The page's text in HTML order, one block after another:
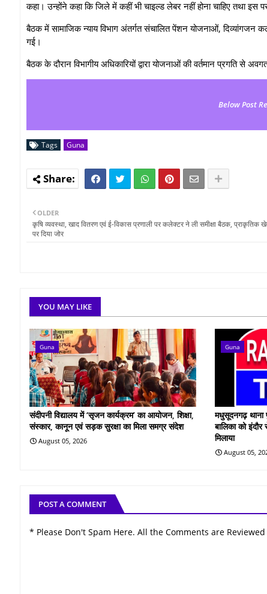
कहा। उन्‍होंने कहा कि जिले में कहीं भी चाइल्ड लेबर नहीं होना चाहिए तथा इस
बैठक में सामाजिक न्याय विभाग अंतर्गत संचालित पेंशन योजनाओं, दिव्यांगजन
गई।
बैठक के दौरान विभागीय अधिकारियों द्वारा योजनाओं की वर्तमान प्रगति से
Below Post
Tags Guna
OLDER
कृषि व्यवस्था, खाद वितरण एवं ई-विकास प्रणाली पर कलेक्टर ने ली समीक्षा बैठक, प्राकृतिक
पर दिया जोर
YOU MAY LIKE
Guna
संदीपनी विद्यालय में ‘सृजन कार्यक्रम’ का आयोजन, शिक्षा,
संस्कार, कानून एवं सड़क सुरक्षा का मिला समग्र संदेश
August 05, 2026
Guna
मधुसूदनगढ़ थाना
बालिका को
मिलाया
August 05,
POST A COMMENT
* Please Don't Spam Here. All the Comments are